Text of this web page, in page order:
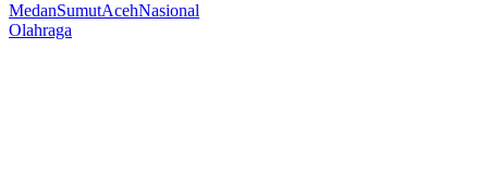
MedanSumutAcehNasional
Olahraga